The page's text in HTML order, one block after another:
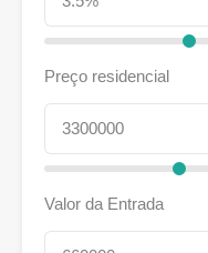
Preço residencial
Valor da Entrada